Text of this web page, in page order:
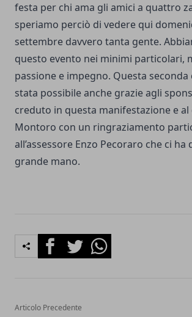
festa per chi ama gli amici a quattro
speriamo perciò di vedere qui
settembre davvero tanta gente.
questo evento nei minimi particolari,
passione e impegno. Questa seconda
stata possibile anche grazie agli
creduto in questa manifestazione e al
Montoro con un ringraziamento
all’assessore Enzo Pecoraro che ci ha
grande mano.
FacebookTwitterWhatsapp
Articolo Precedente